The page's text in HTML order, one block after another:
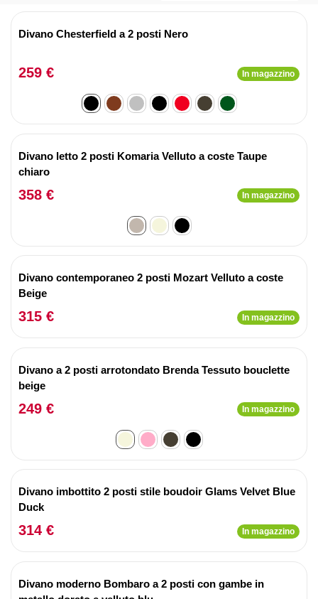
Divano Chesterfield a 2 posti Nero
259 € In magazzino
Divano letto 2 posti Komaria Velluto a coste Taupe
chiaro
358 € In magazzino
Divano contemporaneo 2 posti Mozart Velluto a coste
Beige
315 € In magazzino
Divano a 2 posti arrotondato Brenda Tessuto bouclette
beige
249 € In magazzino
Divano imbottito 2 posti stile boudoir Glams Velvet Blue
Duck
314 € In magazzino
Divano moderno Bombaro a 2 posti con gambe in